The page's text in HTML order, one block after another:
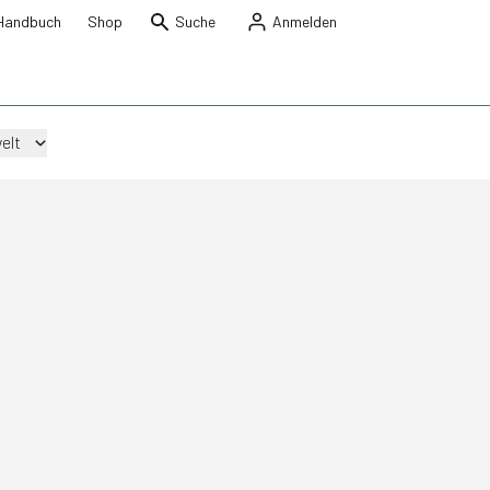
Shop Suche Anmelden